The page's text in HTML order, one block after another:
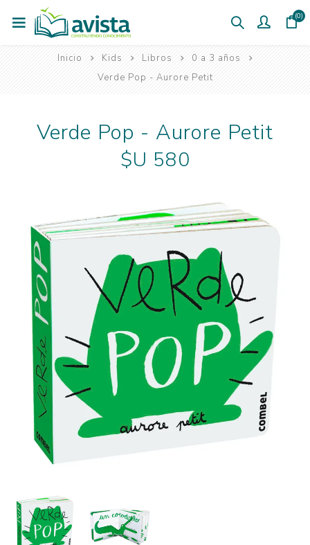
(0)
Inicio Kids Libros
0 a 3 años
Verde Pop - Aurore Petit
Verde Pop - Aurore Petit
$U 580